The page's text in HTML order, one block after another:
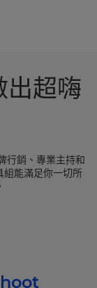
超嗨
行銷、專業主持和
組能滿足你一切所